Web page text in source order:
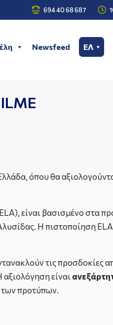
 694 40 68 687 
Newsfeed ΕΛ
όπου θα
είναι βασισμένο στα
Η πιστοποίηση ELA
τις προσδοκίες
είναι
των προτύπων.